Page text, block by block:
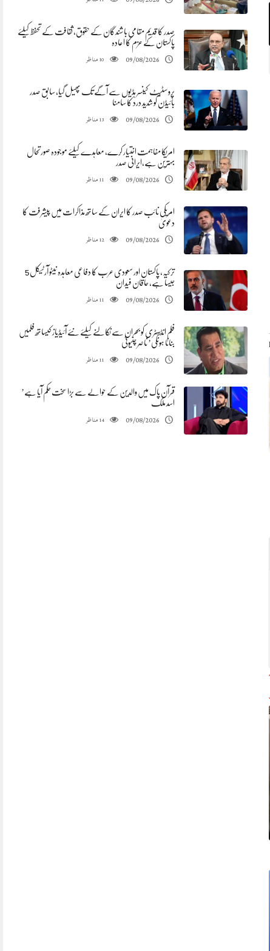
صدر کا قدیم مقامی باشندگان کے حقوق، ثقافت کے تحفظ کیلئے
پاکستان کے عزم کا اعادہ
09/08/2026
10مناظر
پروسٹیٹ کینسر ہڈیوں سے آگے تک پھیل گیا، سابق صدر
بائیڈن کو شدید درد کا سامنا
09/08/2026
13مناظر
امریکا مفاہمت اختیار کرے، معاہدے کیلئے موجودہ صورتحال
بہترین ہے،ایرانی صدر
09/08/2026
11مناظر
امریکی نائب صدر کا ایران کے ساتھ مذاکرات میں پیشرفت کا
دعویٰ
09/08/2026
12مناظر
ترکیہ، پاکستان اور سعودی عرب کا دفاعی معاہدہ نیٹو آرٹیکل 5
جیسا ہے، حاقان فیدان
09/08/2026
11مناظر
فلم انڈسٹری کو بحران سے نکالنے کیلئے نئے آئیڈیاز کیساتھ فلمیں
بنانا ہونگی’ ناصر چنیوٹی
09/08/2026
11مناظر
قرآن پاک میں والدین کے حوالے سے بڑا سخت حکم آیا ہے’
اسد ملک
09/08/2026
14مناظر